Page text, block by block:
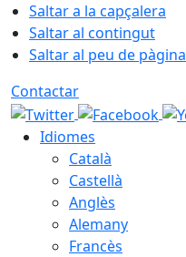
Saltar a la capçalera
Saltar al contingut
Saltar al peu de pàgina
Contactar
Idiomes
Català
Castellà
Anglès
Alemany
Francès